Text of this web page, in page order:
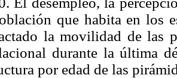
que habita en los
la movilidad de las
durante la última
por edad de las